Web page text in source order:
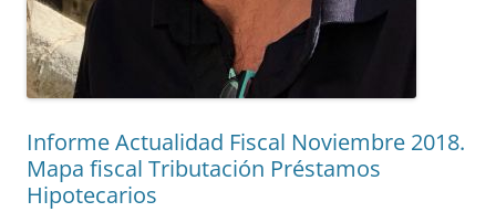
Informe Actualidad Fiscal Noviembre 2018.
Mapa fiscal Tributación Préstamos
Hipotecarios